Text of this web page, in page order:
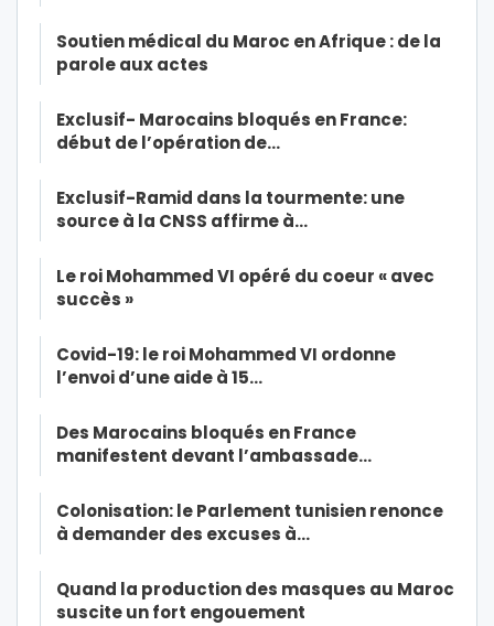
Soutien médical du Maroc en Afrique : de la
parole aux actes
Exclusif- Marocains bloqués en France:
début de l’opération de…
Exclusif-Ramid dans la tourmente: une
source à la CNSS affirme à…
Le roi Mohammed VI opéré du coeur « avec
succès »
Covid-19: le roi Mohammed VI ordonne
l’envoi d’une aide à 15…
Des Marocains bloqués en France
manifestent devant l’ambassade…
Colonisation: le Parlement tunisien renonce
à demander des excuses à…
Quand la production des masques au Maroc
suscite un fort engouement